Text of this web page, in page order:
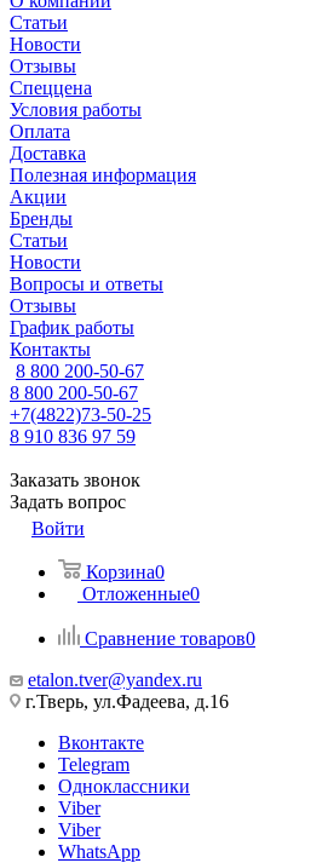
Статьи
Новости
Отзывы
Спеццена
Условия работы
Оплата
Доставка
Полезная информация
Акции
Бренды
Статьи
Новости
Вопросы и ответы
Отзывы
График работы
Контакты
8 800 200-50-67
8 800 200-50-67
+7(4822)73-50-25
8 910 836 97 59
Заказать звонок
Задать вопрос
Войти
Корзина0
Отложенные0
Сравнение товаров0
etalon.tver@yandex.ru
г.Тверь, ул.Фадеева, д.16
Вконтакте
Telegram
Одноклассники
Viber
Viber
WhatsApp